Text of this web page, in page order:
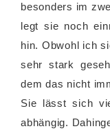
besonders im
legt sie noch
hin. Obwohl ich
sehr stark
dem das nicht
Sie lässt sich
abhängig.